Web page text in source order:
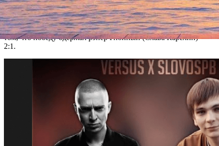
Организаторы мероприятия никогда не публикуют итоги
сразу, и просят своих зрителей поступать точно так же.
Однако, те не удержались – в сеть просочилась информация о
том, что победу одержал рэпер Гнойный (Слава Карелин) –
2:1.